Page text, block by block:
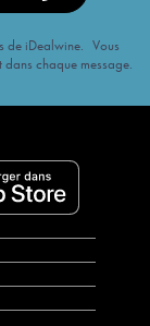
de iDealwine. Vous
chaque message.